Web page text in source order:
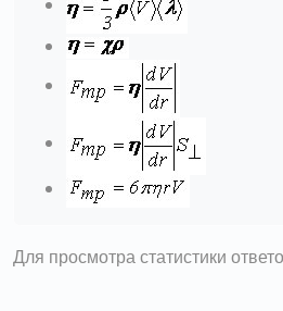
Для просмотра статистики